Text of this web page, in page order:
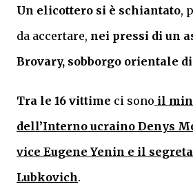
Un elicottero si è schiantato,
da accertare, nei pressi di un
Brovary, sobborgo orientale
Tra le 16 vittime ci sono il
dell’Interno ucraino Denys
vice Eugene Yenin e il
Lubkovich.